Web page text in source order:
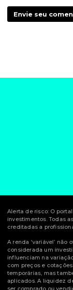
Envie seu
Alerta de risco: O
investimentos. Todas
creditadas a
A renda ‘variável’ não
considerada um
influenciam na
com preços e
temporárias, mas
aplicados. A liquidez
ser comprado ou